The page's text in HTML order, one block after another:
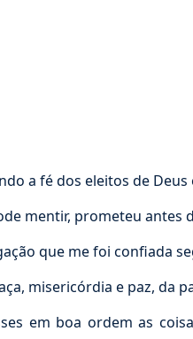
a fé dos eleitos de
mentir, prometeu antes
que me foi confiada
misericórdia e paz, da
em boa ordem as